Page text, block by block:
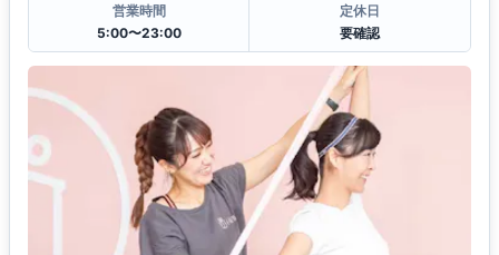
営業時間
5:00〜23:00
定休日
要確認